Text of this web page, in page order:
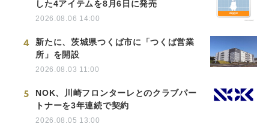
した4アイテムを8月6日に発売
2026.08.06 14:00
4
新たに、茨城県つくば市に「つくば営業
所」を開設
2026.08.03 11:00
5
NOK、川崎フロンターレとのクラブパー
トナーを3年連続で契約
2026.08.05 13:00